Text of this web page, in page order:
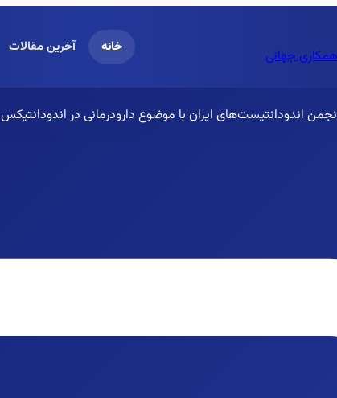
جهانی
خانه آخرین مقالات
اندودانتیست‌های ایران با موضوع دارودرمانی در اندودانتیکس